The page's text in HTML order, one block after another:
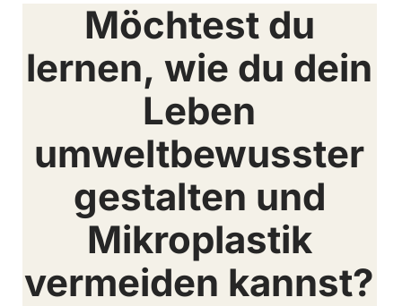
Möchtest du
lernen, wie du dein
Leben
umweltbewusster
gestalten und
Mikroplastik
vermeiden kannst?